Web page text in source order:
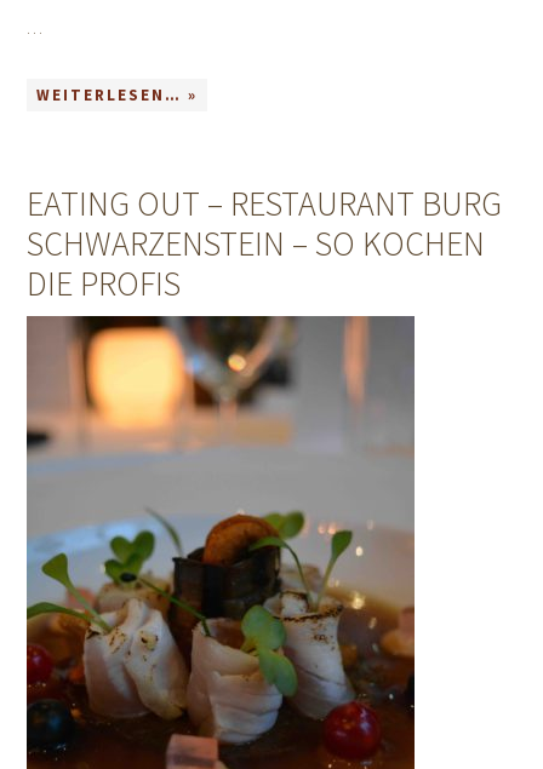
…
WEITERLESEN… »
EATING OUT – RESTAURANT BURG
SCHWARZENSTEIN – SO KOCHEN
DIE PROFIS